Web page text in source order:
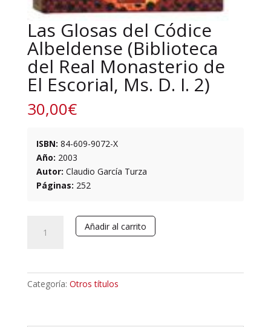
Las Glosas del Códice
Albeldense (Biblioteca
del Real Monasterio de
El Escorial, Ms. D. I. 2)
30,00€
ISBN: 84-609-9072-X
Año: 2003
Autor: Claudio García Turza
Páginas: 252
Glosas
Albeldense
(Biblioteca
Añadir al carrito
Categoría: Otros títulos